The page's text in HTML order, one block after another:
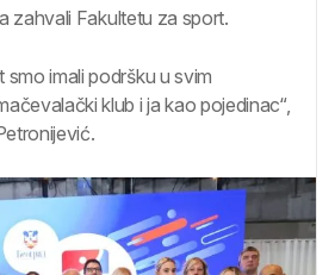
zahvali Fakultetu za sport.
smo imali podršku u svim
klub i ja kao pojedinac“,